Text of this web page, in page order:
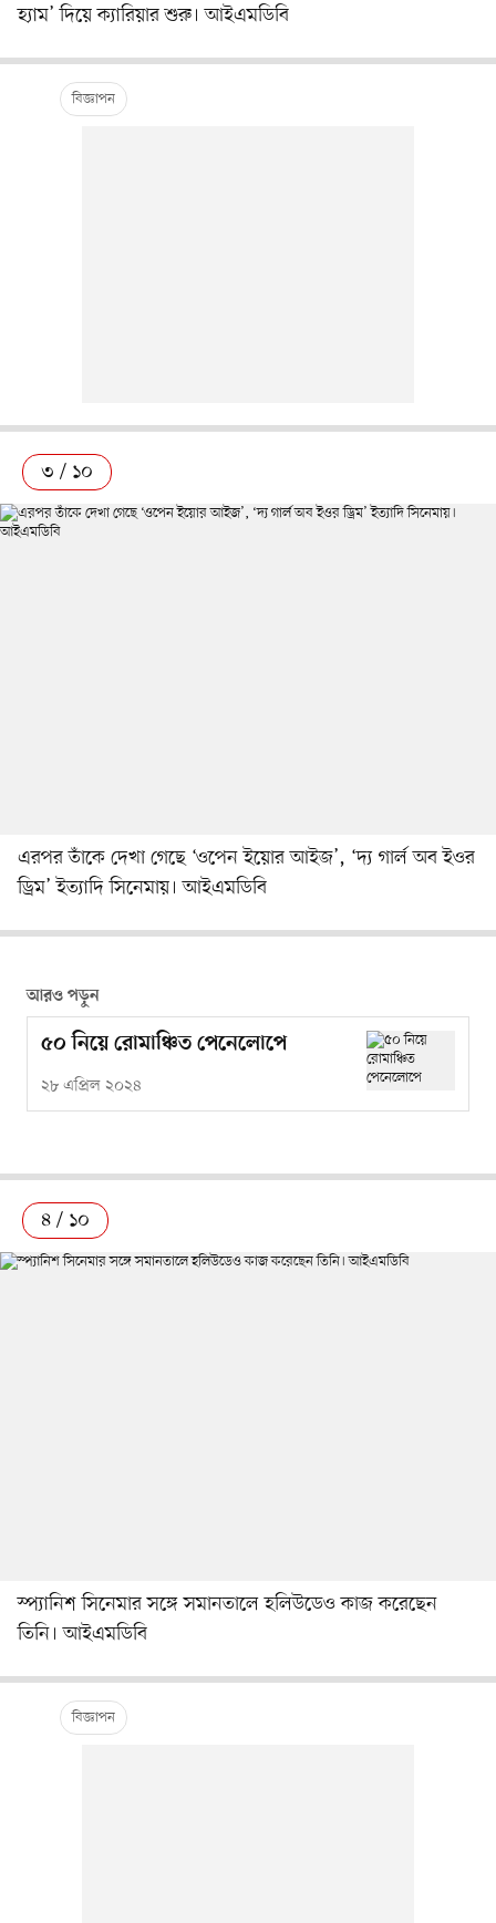
হ্যাম’ দিয়ে ক্যারিয়ার শুরু। আইএমডিবি
৩ / ১০
এরপর তাঁকে দেখা গেছে ‘ওপেন ইয়োর আইজ’, ‘দ্য গার্ল অব ইওর
ড্রিম’ ইত্যাদি সিনেমায়। আইএমডিবি
আরও পড়ুন
৫০ নিয়ে রোমাঞ্চিত পেনেলোপে
২৮ এপ্রিল ২০২৪
৪ / ১০
স্প্যানিশ সিনেমার সঙ্গে সমানতালে হলিউডেও কাজ করেছেন
তিনি। আইএমডিবি